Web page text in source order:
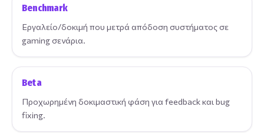
Benchmark
Εργαλείο/δοκιμή που μετρά απόδοση συστήματος σε
gaming σενάρια.
Beta
Προχωρημένη δοκιμαστική φάση για feedback και bug
fixing.